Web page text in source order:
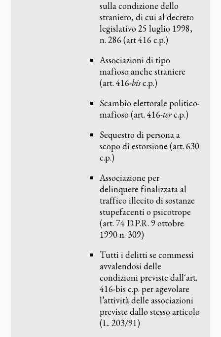
sulla condizione dello
straniero, di cui al decreto
legislativo 25 luglio 1998,
n. 286 (art 416 c.p.)
Associazioni di tipo
mafioso anche straniere
(art. 416-bisc.p.)
Scambio elettorale politico-
mafioso (art. 416-terc.p.)
Sequestro di persona a
scopo di estorsione (art. 630
c.p.)
Associazione per
delinquere finalizzata al
traffico illecito di sostanze
stupefacenti o psicotrope
(art. 74 D.P.R. 9 ottobre
1990 n. 309)
Tutti i delitti se commessi
avvalendosi delle
condizioni previste dall´art.
416-bis c.p. per agevolare
l’attività delle associazioni
previste dallo stesso articolo
(L. 203/91)